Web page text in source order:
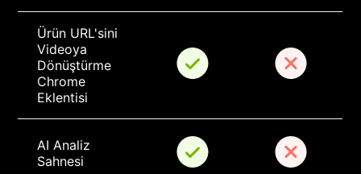
Ürün URL'sini
Videoya
Dönüştürme
Chrome
Eklentisi
AI Analiz
Sahnesi